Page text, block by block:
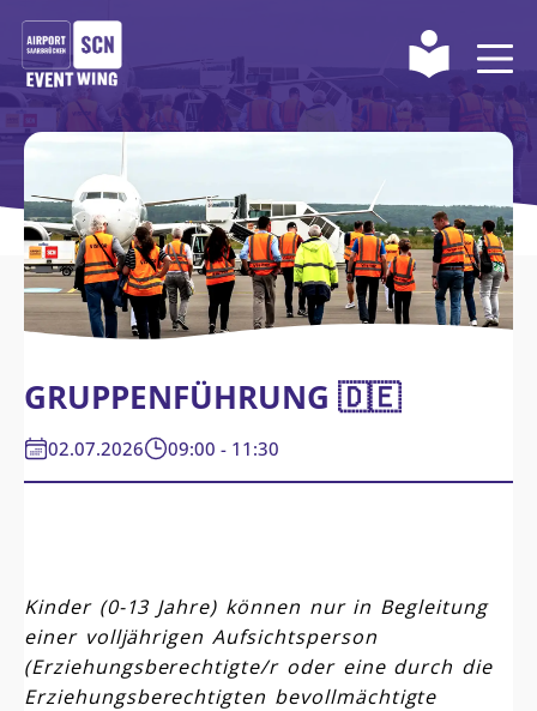
GRUPPENFÜHRUNG 🇩🇪
02.07.2026 09:00 - 11:30
Kinder (0-13 Jahre) können nur in Begleitung
einer volljährigen Aufsichtsperson
(Erziehungsberechtigte/r oder eine durch die
Erziehungsberechtigten bevollmächtigte